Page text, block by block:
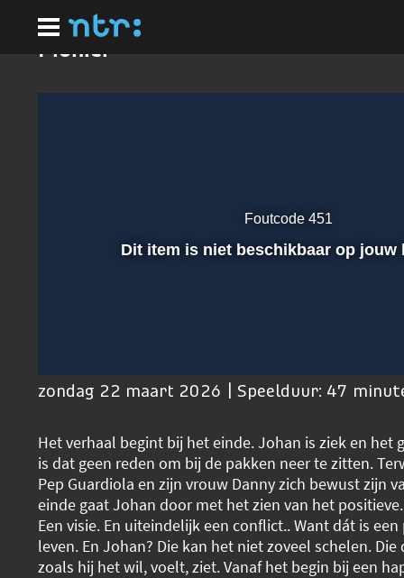
hoofdinhoud
Pionier
Afspelen
Foutcode 451
Dit item is niet beschikbaar op jouw
zondag 22 maart 2026 | Speelduur: 47
Het verhaal begint bij het einde. Johan is ziek en het
is dat geen reden om bij de pakken neer te zitten.
Pep Guardiola en zijn vrouw Danny zich bewust zijn
einde gaat Johan door met het zien van het
Een visie. En uiteindelijk een conflict.. Want dát is
leven. En Johan? Die kan het niet zoveel schelen.
zoals hij het wil, voelt, ziet. Vanaf het begin bij een